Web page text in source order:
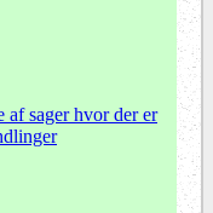
af sager hvor der er